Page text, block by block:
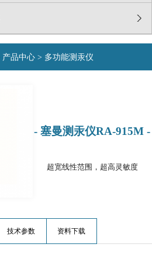
产品中心 > 多功能测汞仪
- 塞曼测汞仪RA-915M -
超宽线性范围，超高灵敏度
技术参数 资料下载